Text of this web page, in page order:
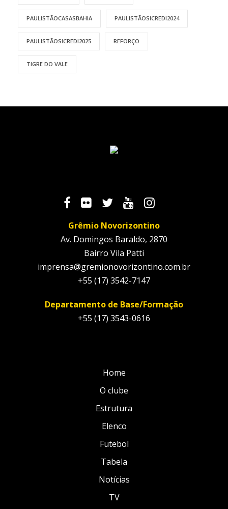
PAULISTÃOCASASBAHIA PAULISTÃOSICREDI2024
PAULISTÃOSICREDI2025 REFORÇO
TIGRE DO VALE
Grêmio Novorizontino
Av. Domingos Baraldo, 2870
Bairro Vila Patti
imprensa@gremionovorizontino.com.br
+55 (17) 3542-7147
Departamento de Base/Formação
+55 (17) 3543-0616
Home
O clube
Estrutura
Elenco
Futebol
Tabela
Notícias
TV